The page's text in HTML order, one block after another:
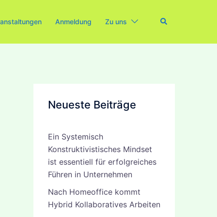
Anmeldung Zu uns Search
Neueste Beiträge
Ein Systemisch
Konstruktivistisches Mindset
ist essentiell für erfolgreiches
Führen in Unternehmen
Nach Homeoffice kommt
Hybrid Kollaboratives Arbeiten